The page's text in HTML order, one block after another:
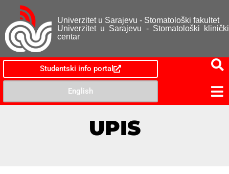
Univerzitet u Sarajevu - Stomatološki fakultet
Univerzitet u Sarajevu - Stomatološki klinički
centar
Studentski info portal
English
UPIS